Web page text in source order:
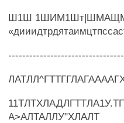
Ш1Ш
А>АЛТАЛЛУ"ХЛАЛТ